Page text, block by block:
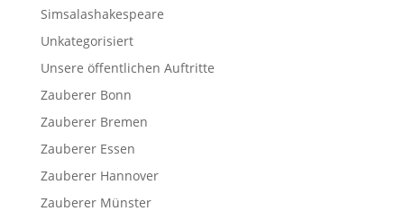
Simsalashakespeare
Unkategorisiert
Unsere öffentlichen Auftritte
Zauberer Bonn
Zauberer Bremen
Zauberer Essen
Zauberer Hannover
Zauberer Münster